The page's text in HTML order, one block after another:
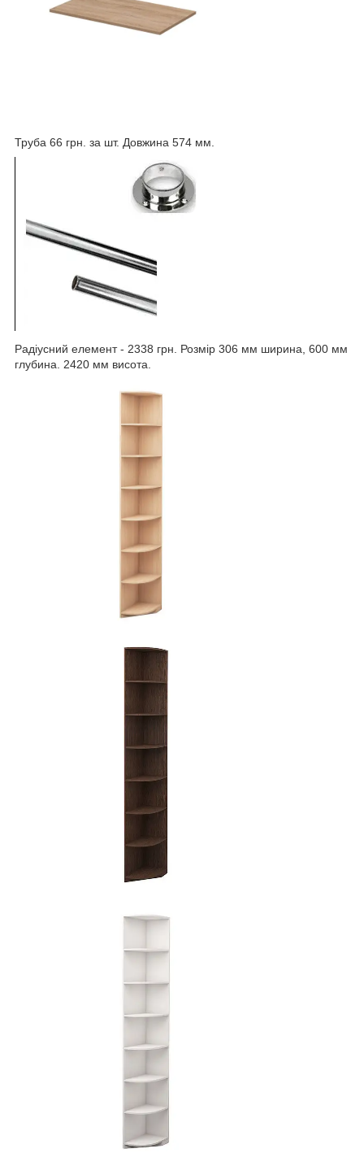
Труба 66 грн. за шт. Довжина 574 мм.
Радіусний елемент - 2338 грн. Розмір 306 мм ширина, 600 мм
глубина. 2420 мм висота.